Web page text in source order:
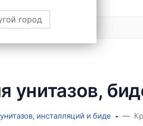
город
унитазов,
инсталляций и биде